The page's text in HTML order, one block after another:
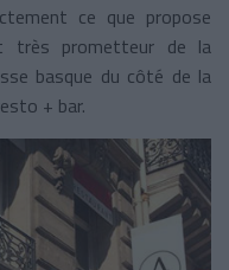
ce que propose
prometteur de la
basque du côté de la
+ bar.